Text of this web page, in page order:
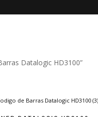
Datalogic HD3100”